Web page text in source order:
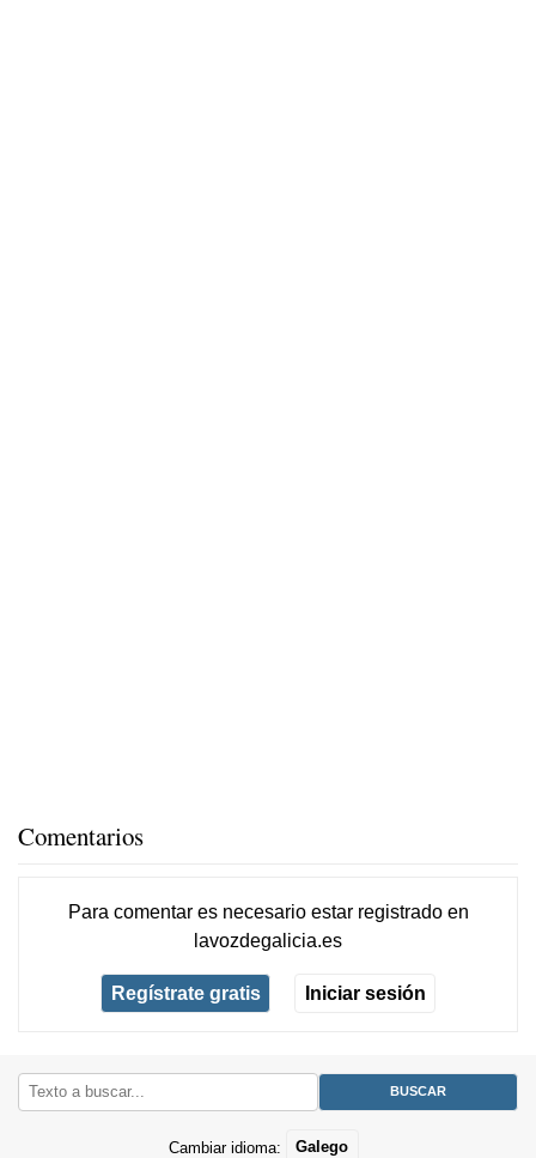
Comentarios
Para comentar es necesario estar registradoen
lavozdegalicia.es
Regístrate gratis Iniciar sesión
Cambiar idioma: Galego